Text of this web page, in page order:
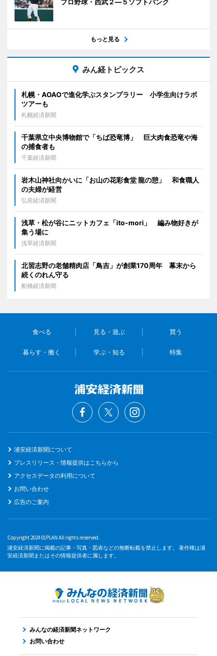
プロ野球・西武２―５ソフトバンク
もっと見る
みん経トピックス
札幌・AOAOで進化学ぶスタンプラリー 小学生向けラボ
ツアーも
札幌経済新聞
千葉県立中央博物館で「ちば恐竜博」 巨大肉食恐竜や海
の捕食者も
千葉経済新聞
岩木山神社向かいに「お山の花彩食堂 龍の憩」 和食職人
の夫婦が経営
弘前経済新聞
浅草・松が谷にニットカフェ「ito-mori」 編み物好きが
集う場に
浅草経済新聞
北習志野の老舗精肉店「鳥吉」が創業170周年 幕末から
続くのれん守る
船橋経済新聞
食べる 見る・遊ぶ 買う
暮らす・働く 学ぶ・知る 特集
浦安経済新聞について
プレスリリース・情報提供はこちらから
アクセスデータの利用について
お問い合わせ
広告のご案内
Copyright 2024 01PLAN All rights reserved.
浦安経済新聞に掲載の記事・写真・図表などの無断転載を禁止します。 著作権は浦
安経済新聞またはその情報提供者に属します。
みんなの経済新聞ネットワーク
お問い合わせ